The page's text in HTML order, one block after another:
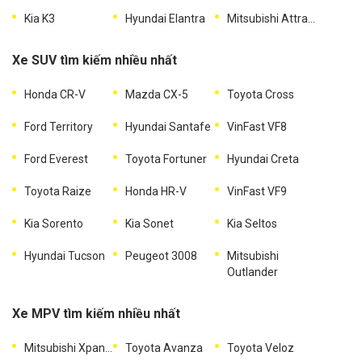
Kia K3 Hyundai Elantra
Xe SUV tìm kiếm nhiều nhất
Honda CR-V Mazda CX-5 Toyota Cross
Ford Territory Hyundai Santafe VinFast VF8
Ford Everest Toyota Fortuner Hyundai Creta
Toyota Raize Honda HR-V VinFast VF9
Kia Sorento Kia Sonet Kia Seltos
Hyundai Tucson Peugeot 3008
Mitsubishi
Outlander
Xe MPV tìm kiếm nhiều nhất
Toyota Avanza Toyota Veloz